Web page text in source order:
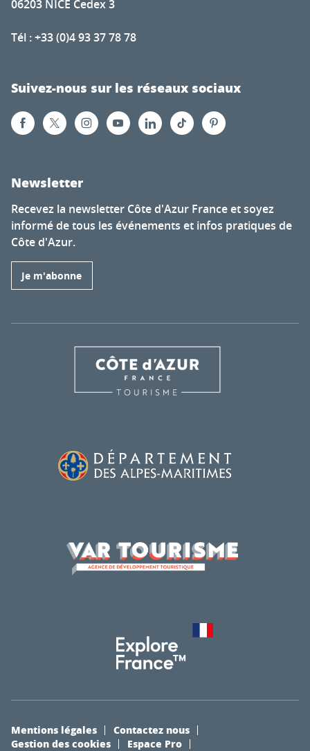
06203 NICE Cedex 3
Tél : +33 (0)4 93 37 78 78
Suivez-nous sur les réseaux sociaux
Newsletter
Recevez la newsletter Côte d'Azur France et soyez
informé de tous les événements et infos pratiques de
Côte d'Azur.
Je m'abonne
Mentions légales
Contactez nous
Gestion des cookies
Espace Pro